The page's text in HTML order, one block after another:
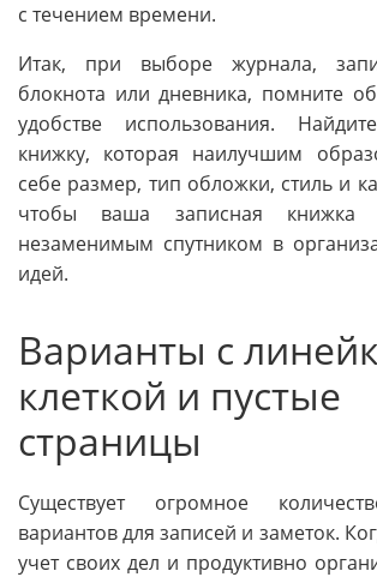
с течением времени.
Итак, при выборе журнала,
блокнота или дневника, помните
удобстве использования.
книжку, которая наилучшим
себе размер, тип обложки, стиль и
чтобы ваша записная книжка
незаменимым спутником в
идей.
Варианты с
клеткой и пустые
страницы
Существует огромное
вариантов для записей и заметок.
учет своих дел и продуктивно